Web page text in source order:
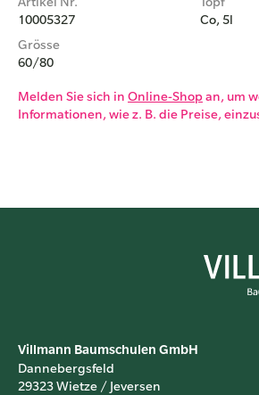
10005327
Co, 5l
Grösse
60/80
Melden Sie sich in Online-Shopan, um
Informationen, wie z. B. die Preise,
Villmann Baumschulen GmbH
Dannebergsfeld
29323 Wietze / Jeversen